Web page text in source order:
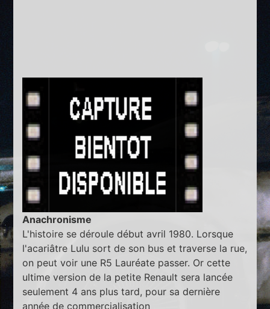
Anachronisme
L'histoire se déroule début avril 1980. Lorsque
l'acariâtre Lulu sort de son bus et traverse la rue,
on peut voir une R5 Lauréate passer. Or cette
ultime version de la petite Renault sera lancée
seulement 4 ans plus tard, pour sa dernière
année de commercialisation